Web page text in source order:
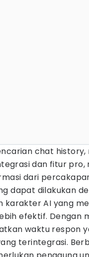
chat history,
dan fitur pro,
dari
dapat dilakukan
karakter AI yang
efektif. Dengan
waktu respon
terintegrasi.